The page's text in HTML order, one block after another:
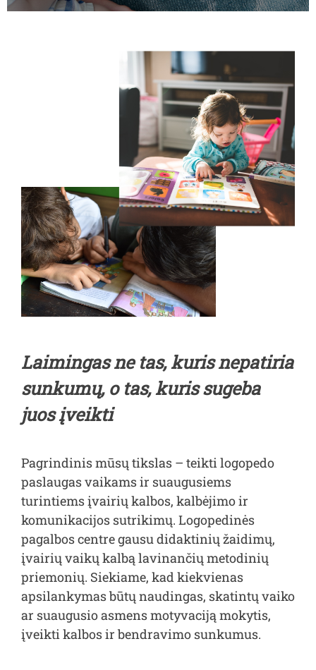
Laimingas ne tas, kuris nepatiria
sunkumų, o tas, kuris sugeba
juos įveikti
Pagrindinis mūsų tikslas – teikti logopedo
paslaugas vaikams ir suaugusiems
turintiems įvairių kalbos, kalbėjimo ir
komunikacijos sutrikimų. Logopedinės
pagalbos centre gausu didaktinių žaidimų,
įvairių vaikų kalbą lavinančių metodinių
priemonių. Siekiame, kad kiekvienas
apsilankymas būtų naudingas, skatintų vaiko
ar suaugusio asmens motyvaciją mokytis,
įveikti kalbos ir bendravimo sunkumus.